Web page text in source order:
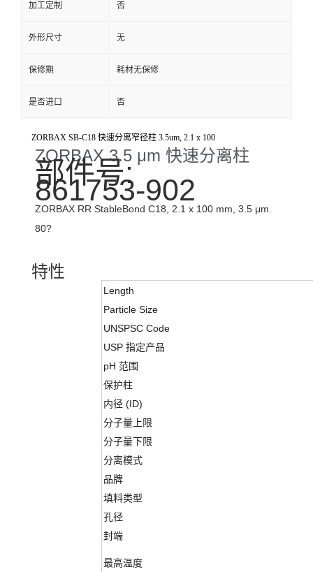
加工定制 否
外形尺寸 无
保修期 耗材无保修
是否进口 否
ZORBAX SB-C18 快速分离窄径柱 3.5um, 2.1 x 100
ZORBAX 3.5 μm 快速分离柱
部件号:
861753-902
ZORBAX RR StableBond C18, 2.1 x 100 mm, 3.5 μm.
80?
特性
Length
Particle Size
UNSPSC Code
USP 指定产品
pH 范围
保护柱
内径 (ID)
分子量上限
分子量下限
分离模式
品牌
填料类型
孔径
封端
最高温度